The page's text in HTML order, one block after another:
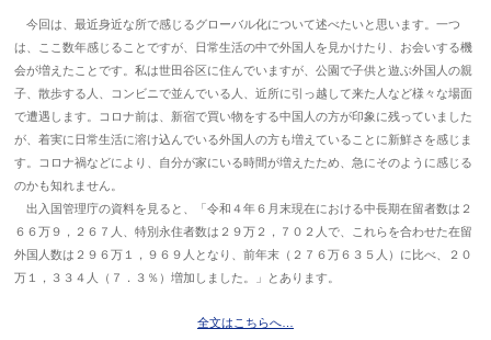
今回は、最近身近な所で感じるグローバル化について述べたいと思います。一つ
は、ここ数年感じることですが、日常生活の中で外国人を見かけたり、お会いする機
会が増えたことです。私は世田谷区に住んでいますが、公園で子供と遊ぶ外国人の親
子、散歩する人、コンビニで並んでいる人、近所に引っ越して来た人など様々な場面
で遭遇します。コロナ前は、新宿で買い物をする中国人の方が印象に残っていました
が、着実に日常生活に溶け込んでいる外国人の方も増えていることに新鮮さを感じま
す。コロナ禍などにより、自分が家にいる時間が増えたため、急にそのように感じる
のかも知れません。
出入国管理庁の資料を見ると、「令和４年６月末現在における中長期在留者数は２
６６万９，２６７人、特別永住者数は２９万２，７０２人で、これらを合わせた在留
外国人数は２９６万１，９６９人となり、前年末（２７６万６３５人）に比べ、２０
万１，３３４人（７．３％）増加しました。」とあります。
全文はこちらへ…